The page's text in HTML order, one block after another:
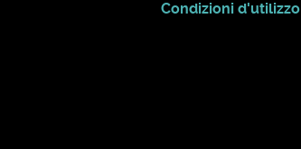
Condizioni d'utilizzo